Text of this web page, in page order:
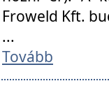
Froweld Kft.
...
Tovább